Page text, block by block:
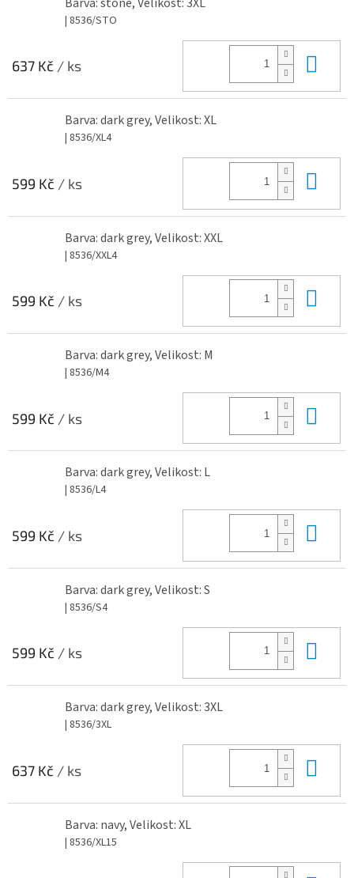
| 8536/STO
637 Kč / ks
Barva: dark grey, Velikost: XL
| 8536/XL4
599 Kč / ks
Barva: dark grey, Velikost: XXL
| 8536/XXL4
599 Kč / ks
Barva: dark grey, Velikost: M
| 8536/M4
599 Kč / ks
Barva: dark grey, Velikost: L
| 8536/L4
599 Kč / ks
Barva: dark grey, Velikost: S
| 8536/S4
599 Kč / ks
Barva: dark grey, Velikost: 3XL
| 8536/3XL
637 Kč / ks
Barva: navy, Velikost: XL
| 8536/XL15